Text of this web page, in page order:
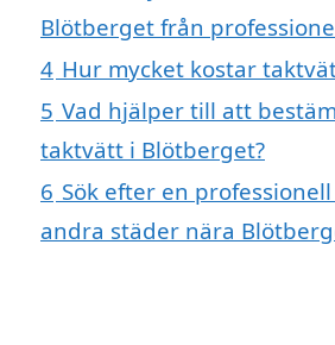
Blötberget från
4 Hur mycket kostar
5 Vad hjälper till att
taktvätt i Blötberget?
6 Sök efter en
andra städer nära